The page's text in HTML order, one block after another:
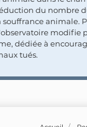
du nombre
souffrance animale.
modifie
dédiée à
tués.